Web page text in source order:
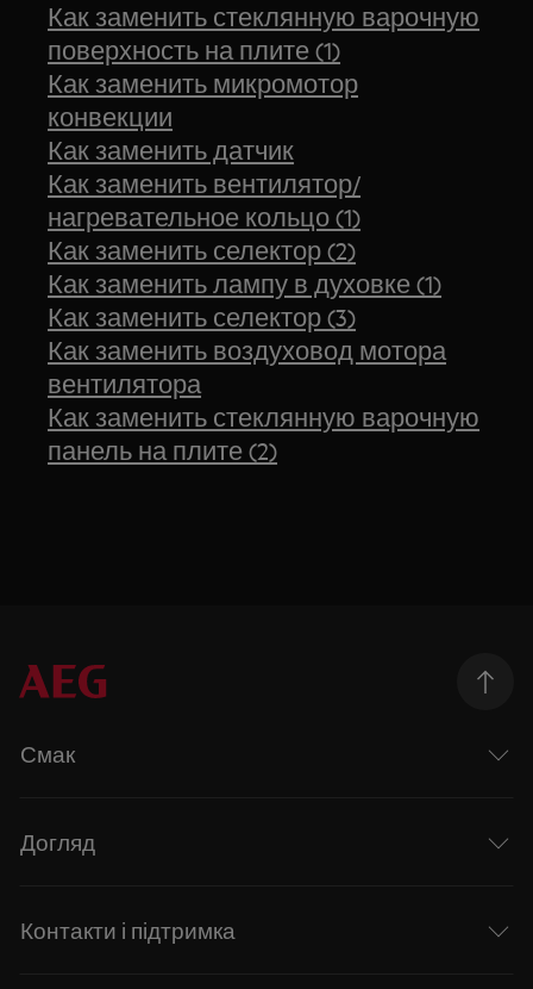
Как заменить стеклянную варочную
поверхность на плите (1)
Как заменить микромотор
конвекции
Как заменить датчик
Как заменить вентилятор/
нагревательное кольцо (1)
Как заменить селектор (2)
Как заменить лампу в духовке (1)
Как заменить селектор (3)
Как заменить воздуховод мотора
вентилятора
Как заменить стеклянную варочную
панель на плите (2)
Смак
Догляд
Контакти і підтримка